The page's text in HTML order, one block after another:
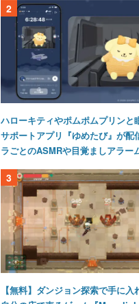
2
ハローキティやポムポムプリンと
サポートアプリ『ゆめたび』が配
ラごとのASMRや目覚ましアラー
3
【無料】ダンジョン探索で手に入